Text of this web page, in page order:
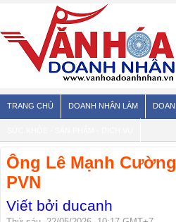
TRANG CHỦ DOANH NHÂN LÀM
Ông Lê Mạnh
PVN
Viết bởi ducanh